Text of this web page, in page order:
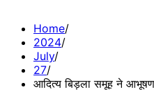
Home
2024
July
27
आदित्य बिड़ला समूह ने